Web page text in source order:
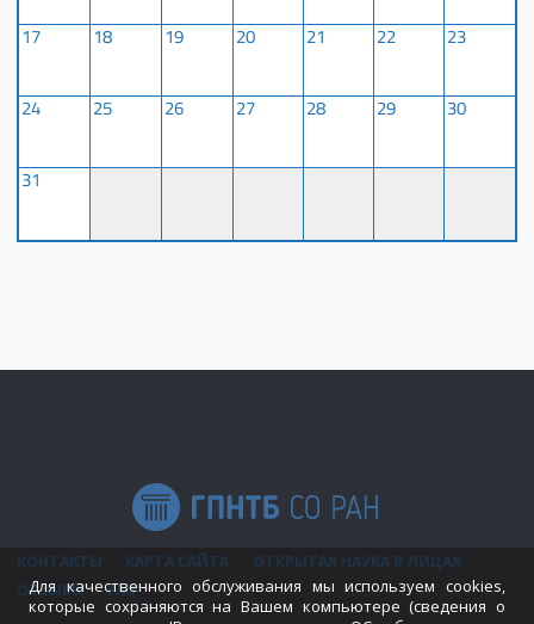
17 18 19 20 21 22 23
24 25 26 27 28 29 30
31
КОНТАКТЫ КАРТА САЙТА
ОТКРЫТАЯ НАУКА В ЛИЦАХ
ОТЗЫВЫ
FAQ
Для качественного обслуживания мы используем cookies,
которые сохраняются на Вашем компьютере (сведения о